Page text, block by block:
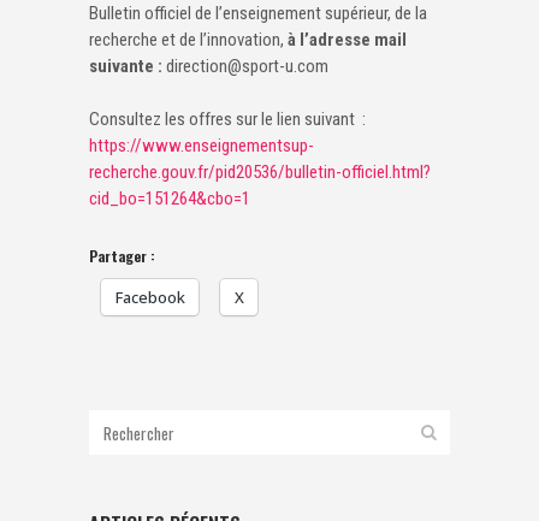
Bulletin officiel de l’enseignement supérieur, de la
recherche et de l’innovation, à l’adresse mail
suivante : direction@sport-u.com
Consultez les offres sur le lien suivant :
https://www.enseignementsup-
recherche.gouv.fr/pid20536/bulletin-officiel.html?
cid_bo=151264&cbo=1
Partager :
Facebook X